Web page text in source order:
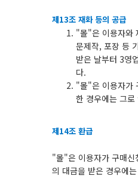
제13조 재화 등의 공급
"몰"은 이용자와
문제작, 포장 등
받은 날부터 3영
다.
"몰"은 이용자가
한 경우에는 그
제14조 환급
"몰"은 이용자가 구매신
의 대금을 받은 경우에